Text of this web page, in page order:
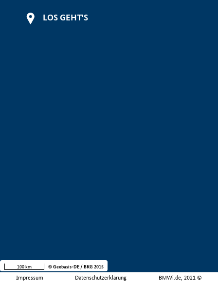
LOS GEHT'S
Impressum Datenschutzerklärung BMWi.de, 2021 ©
100 km © Geobasis-DE / BKG 2015